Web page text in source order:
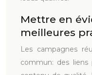
Mettre en
meilleures
Les campagnes
commun: des